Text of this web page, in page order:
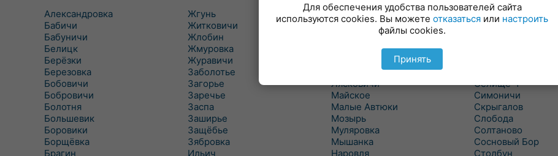
Александровка
Бабичи
Бабуничи
Белицк
Берёзки
Березовка
Бобовичи
Бобровичи
Болотня
Большевик
Боровики
Борщёвка
Брагин
Жгунь
Житковичи
Жлобин
Жмуровка
Журавичи
Заболотье
Загорье
Заречье
Заспа
Заширье
Защёбье
Зябровка
Ильич
Куритичи
Лельчицы
Лясковичи
Майское
Малые Автюки
Мозырь
Муляровка
Мышанка
Наровля
Ровенская Слобода
Рогачев
Селище-1
Симоничи
Скрыгалов
Слобода
Солтаново
Сосновый Бор
Столбун
Для обеспечения удобства пользователей сайта
используются cookies. Вы можете отказаться или настроить
файлы cookies.
Принять